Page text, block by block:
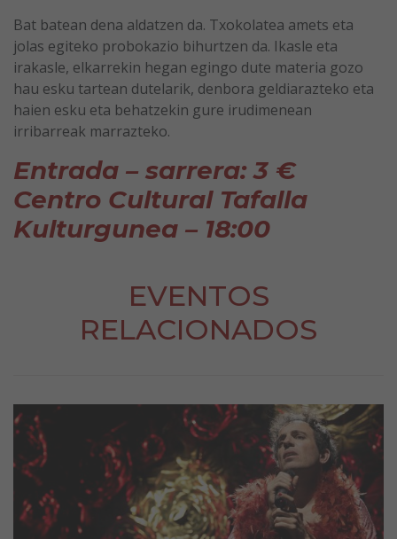
Bat batean dena aldatzen da. Txokolatea amets eta
jolas egiteko probokazio bihurtzen da. Ikasle eta
irakasle, elkarrekin hegan egingo dute materia gozo
hau esku tartean dutelarik, denbora geldiarazteko eta
haien esku eta behatzekin gure irudimenean
irribarreak marrazteko.
Entrada – sarrera: 3 €
Centro Cultural Tafalla
Kulturgunea – 18:00
EVENTOS
RELACIONADOS